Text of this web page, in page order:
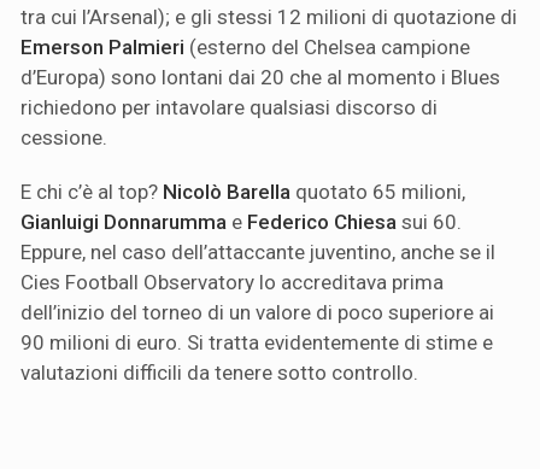
tra cui l’Arsenal); e gli stessi 12 milioni di quotazione di
Emerson Palmieri (esterno del Chelsea campione
d’Europa) sono lontani dai 20 che al momento i Blues
richiedono per intavolare qualsiasi discorso di
cessione.
E chi c’è al top? Nicolò Barella quotato 65 milioni,
Gianluigi Donnarumma e Federico Chiesa sui 60.
Eppure, nel caso dell’attaccante juventino, anche se il
Cies Football Observatory lo accreditava prima
dell’inizio del torneo di un valore di poco superiore ai
90 milioni di euro. Si tratta evidentemente di stime e
valutazioni difficili da tenere sotto controllo.